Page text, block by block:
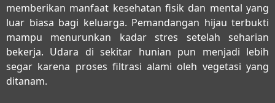
memberikan manfaat kesehatan fisik dan mental yang
luar biasa bagi keluarga. Pemandangan hijau terbukti
mampu menurunkan kadar stres setelah seharian
bekerja. Udara di sekitar hunian pun menjadi lebih
segar karena proses filtrasi alami oleh vegetasi yang
ditanam.